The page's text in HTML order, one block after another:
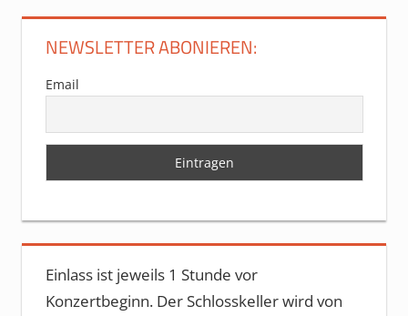
NEWSLETTER ABONIEREN:
Email
Einlass ist jeweils 1 Stunde vor
Konzertbeginn. Der Schlosskeller wird von